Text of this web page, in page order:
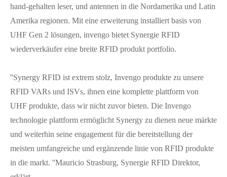
hand-gehalten leser, und antennen in die Nordamerika und Latin
Amerika regionen. Mit eine erweiterung installiert basis von
UHF Gen 2 lösungen, invengo bietet Synergie RFID
wiederverkäufer eine breite RFID produkt portfolio.
''Synergy RFID ist extrem stolz, Invengo produkte zu unsere
RFID VARs und ISVs, ihnen eine komplette plattform von
UHF produkte, dass wir nicht zuvor bieten. Die Invengo
technologie plattform ermöglicht Synergy zu dienen neue märkte
und weiterhin seine engagement für die bereitstellung der
meisten umfangreiche und ergänzende linie von RFID produkte
in die markt. ''Mauricio Strasburg, Synergie RFID Direktor,